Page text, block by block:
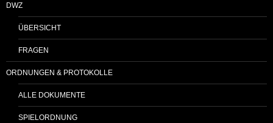
DWZ
ÜBERSICHT
FRAGEN
ORDNUNGEN & PROTOKOLLE
ALLE DOKUMENTE
SPIELORDNUNG